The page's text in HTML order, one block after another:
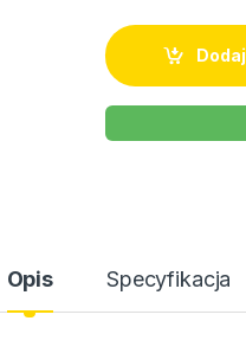
Opis Specyfikacja